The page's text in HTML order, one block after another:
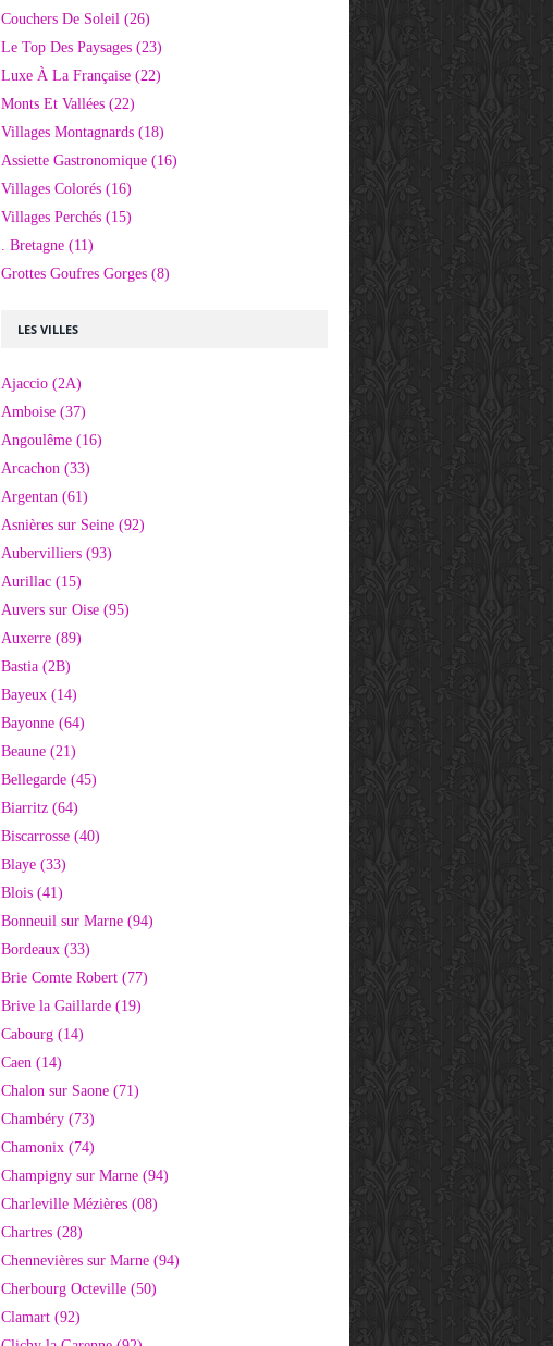
LES VILLES
Ajaccio (2A)
Amboise (37)
Angoulême (16)
Arcachon (33)
Argentan (61)
Asnières sur Seine (92)
Aubervilliers (93)
Aurillac (15)
Auvers sur Oise (95)
Auxerre (89)
Bastia (2B)
Bayeux (14)
Bayonne (64)
Beaune (21)
Bellegarde (45)
Biarritz (64)
Biscarrosse (40)
Blaye (33)
Blois (41)
Bonneuil sur Marne (94)
Bordeaux (33)
Brie Comte Robert (77)
Brive la Gaillarde (19)
Cabourg (14)
Caen (14)
Chalon sur Saone (71)
Chambéry (73)
Chamonix (74)
Champigny sur Marne (94)
Charleville Mézières (08)
Chartres (28)
Chennevières sur Marne (94)
Cherbourg Octeville (50)
Clamart (92)
Couchers De Soleil (26)
Le Top Des Paysages (23)
Luxe À La Française (22)
Monts Et Vallées (22)
Villages Montagnards (18)
Assiette Gastronomique (16)
Villages Colorés (16)
Villages Perchés (15)
. Bretagne (11)
Grottes Goufres Gorges (8)